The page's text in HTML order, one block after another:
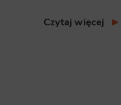
Czytaj więcej